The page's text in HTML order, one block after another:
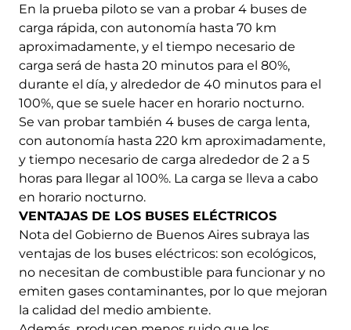
En la prueba piloto se van a probar 4 buses de
carga rápida, con autonomía hasta 70 km
aproximadamente, y el tiempo necesario de
carga será de hasta 20 minutos para el 80%,
durante el día, y alrededor de 40 minutos para el
100%, que se suele hacer en horario nocturno.
Se van probar también 4 buses de carga lenta,
con autonomía hasta 220 km aproximadamente,
y tiempo necesario de carga alrededor de 2 a 5
horas para llegar al 100%. La carga se lleva a cabo
en horario nocturno.
VENTAJAS DE LOS BUSES ELÉCTRICOS
Nota del Gobierno de Buenos Aires subraya las
ventajas de los buses eléctricos: son ecológicos,
no necesitan de combustible para funcionar y no
emiten gases contaminantes, por lo que mejoran
la calidad del medio ambiente.